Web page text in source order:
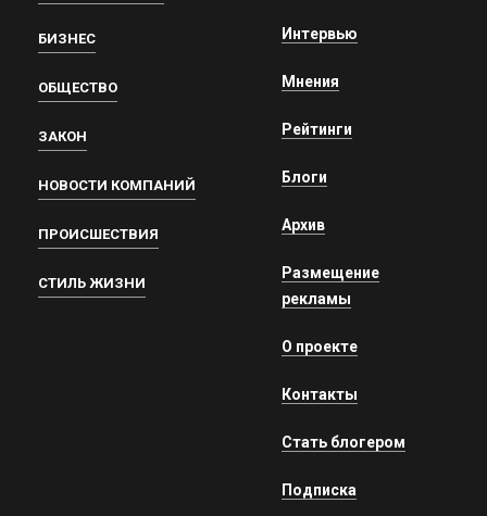
БИЗНЕС
ОБЩЕСТВО
ЗАКОН
НОВОСТИ КОМПАНИЙ
ПРОИСШЕСТВИЯ
СТИЛЬ ЖИЗНИ
Интервью
Мнения
Рейтинги
Блоги
Архив
Размещение
рекламы
О проекте
Контакты
Стать блогером
Подписка